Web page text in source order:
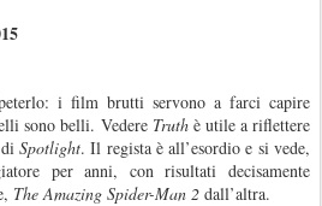
i film brutti servono a farci capire
sono belli. Vedere Truthè utile a riflettere
diSpotlight. Il regista è all’esordio e si vede,
per anni, con risultati decisamente
The Amazing Spider-Man 2 dall’altra.